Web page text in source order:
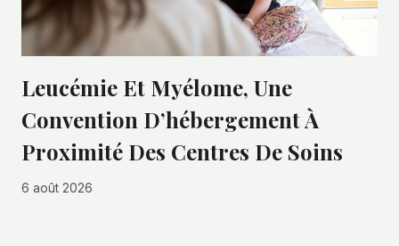
Leucémie Et Myélome, Une
Convention D’hébergement À
Proximité Des Centres De Soins
6 août 2026